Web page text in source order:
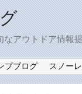
アウトドア情報
プブログ スノー